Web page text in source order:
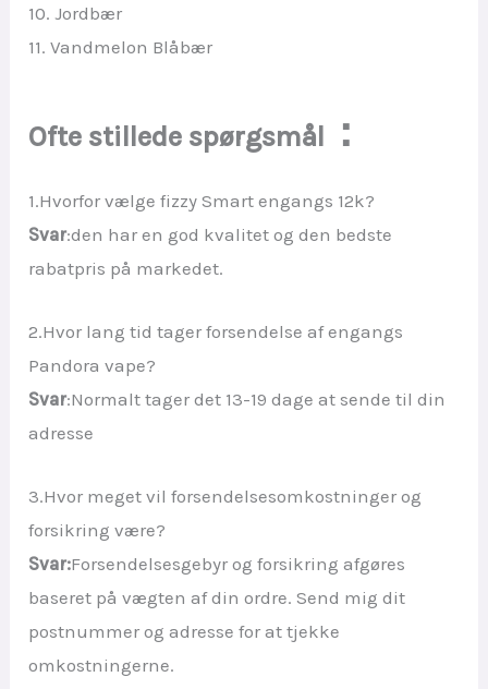
10. Jordbær
11. Vandmelon Blåbær
Ofte stillede spørgsmål ：
1.Hvorfor vælge fizzy Smart engangs 12k?
Svar:den har en god kvalitet og den bedste
rabatpris på markedet.
2.Hvor lang tid tager forsendelse af engangs
Pandora vape?
Svar:Normalt tager det 13-19 dage at sende til din
adresse
3.Hvor meget vil forsendelsesomkostninger og
forsikring være?
Svar:Forsendelsesgebyr og forsikring afgøres
baseret på vægten af din ordre. Send mig dit
postnummer og adresse for at tjekke
omkostningerne.